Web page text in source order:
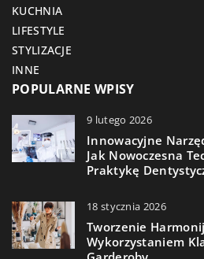
KUCHNIA
LIFESTYLE
STYLIZACJE
INNE
POPULARNE WPISY
9 lutego 2026
Innowacyjne
Jak Nowoczesna
Praktykę
18 stycznia 2026
Tworzenie
Wykorzystaniem